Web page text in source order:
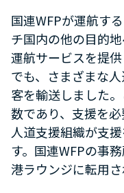
国連WFPが運航す
チ国内の他の目的
運航サービスを提
でも、さまざまな
客を輸送しました
数であり、支援を
人道支援組織が支
す。国連WFPの事
港ラウンジに転用さ